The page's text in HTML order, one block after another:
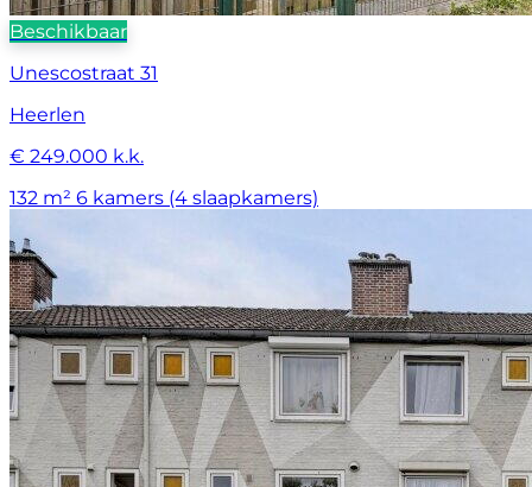
Beschikbaar
Unescostraat 31
Heerlen
€ 249.000 k.k.
132 m² 6 kamers (4 slaapkamers)